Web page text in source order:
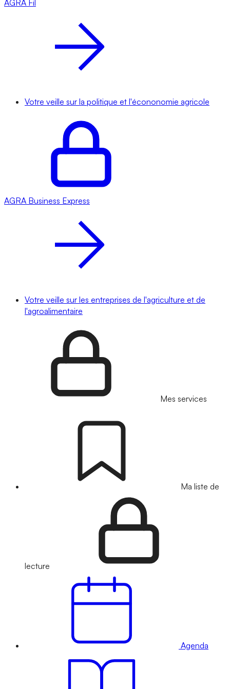
AGRA Fil
Votre veille sur la politique et l'écononomie agricole
AGRA Business Express
Votre veille sur les entreprises de l'agriculture et de
l'agroalimentaire
Mes services
Ma liste de
lecture
Agenda